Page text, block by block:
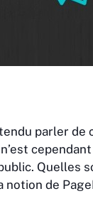
parler
Quelles
notion de